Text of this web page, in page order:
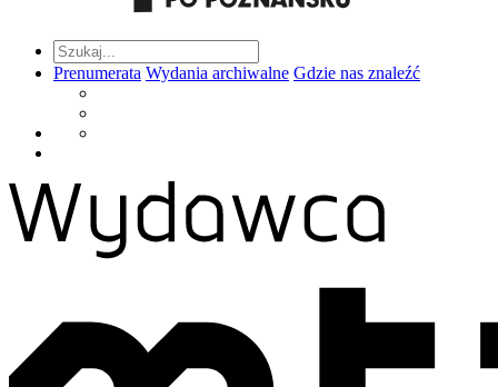
Prenumerata Wydania archiwalne Gdzie nas znaleźć